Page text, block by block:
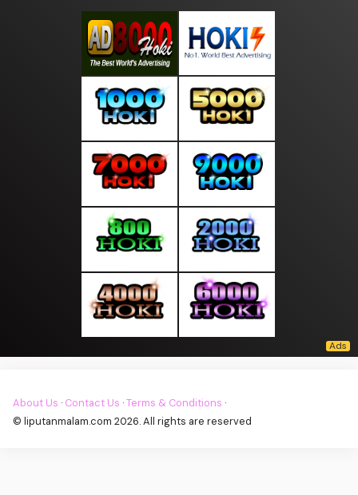
About Us · Contact Us ·Terms & Conditions ·
© liputanmalam.com 2026. All rights are reserved